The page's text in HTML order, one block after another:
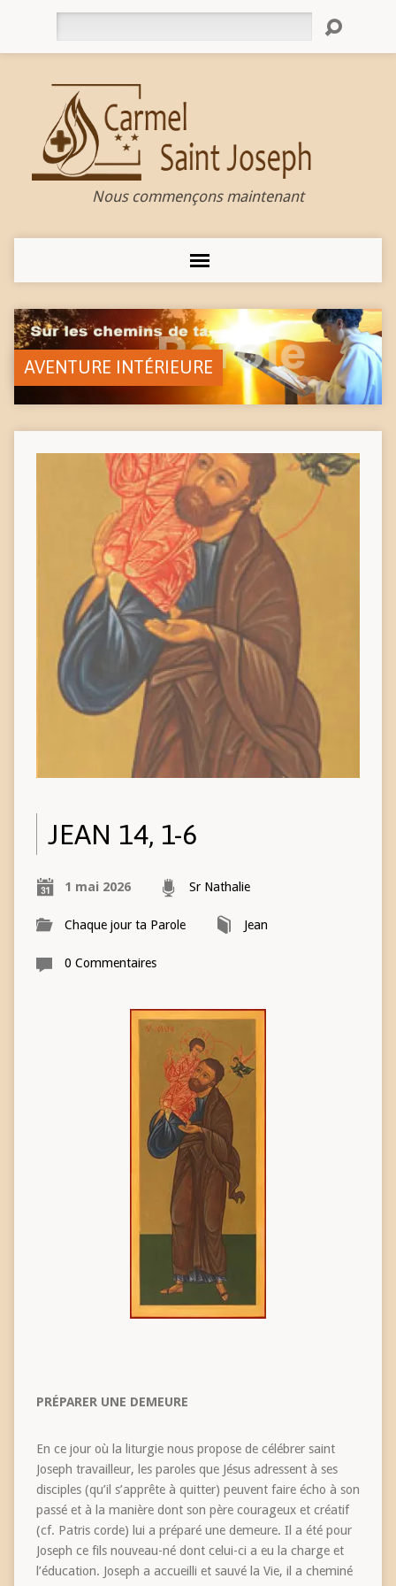
Nous commençons maintenant
AVENTURE INTÉRIEURE
JEAN 14, 1-6
1 mai 2026 Sr Nathalie
Chaque jour ta Parole Jean
0 Commentaires
PRÉPARER UNE DEMEURE
En ce jour où la liturgie nous propose de célébrer saint
Joseph travailleur, les paroles que Jésus adressent à ses
disciples (qu’il s’apprête à quitter) peuvent faire écho à son
passé et à la manière dont son père courageux et créatif
(cf. Patris corde) lui a préparé une demeure. Il a été pour
Joseph ce fils nouveau-né dont celui-ci a eu la charge et
l’éducation. Joseph a accueilli et sauvé la Vie, il a cheminé